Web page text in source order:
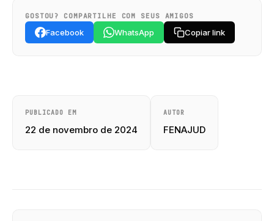
GOSTOU? COMPARTILHE COM SEUS AMIGOS
Facebook WhatsApp Copiar link
PUBLICADO EM
22 de novembro de 2024
AUTOR
FENAJUD